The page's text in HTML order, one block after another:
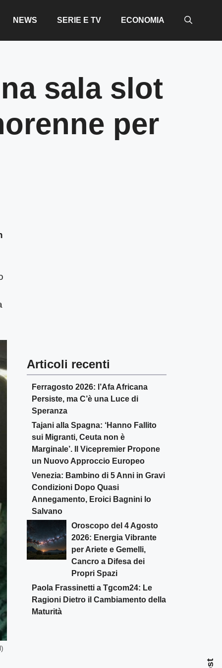
NEWS SERIE E TV ECONOMIA
sala slot
per
Articoli recenti
Ferragosto 2026: l’Afa Africana
Persiste, ma C’è una Luce di
Speranza
Tajani alla Spagna: ‘Hanno Fallito
sui Migranti, Ceuta non è
Marginale’. Il Vicepremier Propone
un Nuovo Approccio Europeo
Venezia: Bambino di 5 Anni in Gravi
Condizioni Dopo Quasi
Annegamento, Eroici Bagnini lo
Salvano
Oroscopo del 4 Agosto
2026: Energia Vibrante
per Ariete e Gemelli,
Cancro a Difesa dei
Propri Spazi
Paola Frassinetti a Tgcom24: Le
Ragioni Dietro il Cambiamento della
Maturità